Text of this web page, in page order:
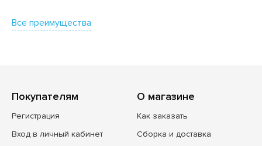
Все преимущества
Покупателям
Регистрация
Вход в личный кабинет
О магазине
Как заказать
Сборка и доставка